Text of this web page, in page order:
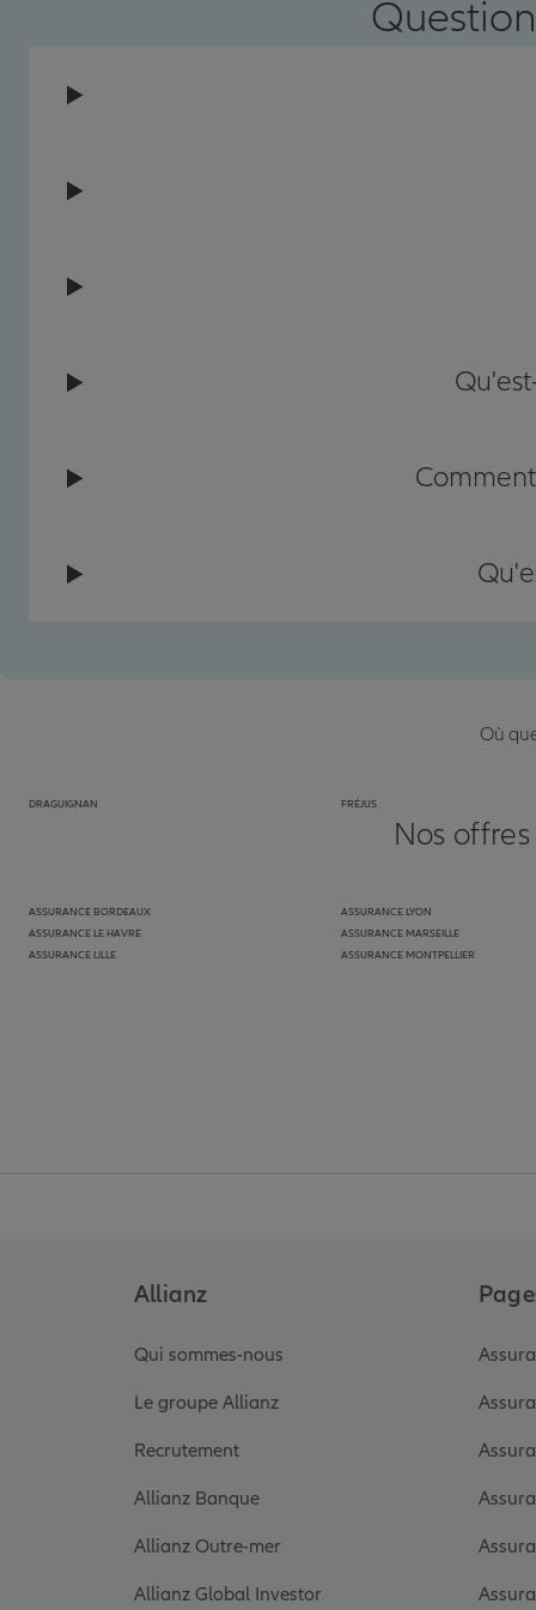
Où
DRAGUIGNAN FRÉJUS
Nos
ASSURANCE BORDEAUX
ASSURANCE LE HAVRE
ASSURANCE LILLE
ASSURANCE LYON
ASSURANCE MARSEILLE
ASSURANCE MONTPELLIER
Allianz
Qui sommes-nous
Le groupe Allianz
Recrutement
Allianz Banque
Allianz Outre-mer
Allianz Global Investor